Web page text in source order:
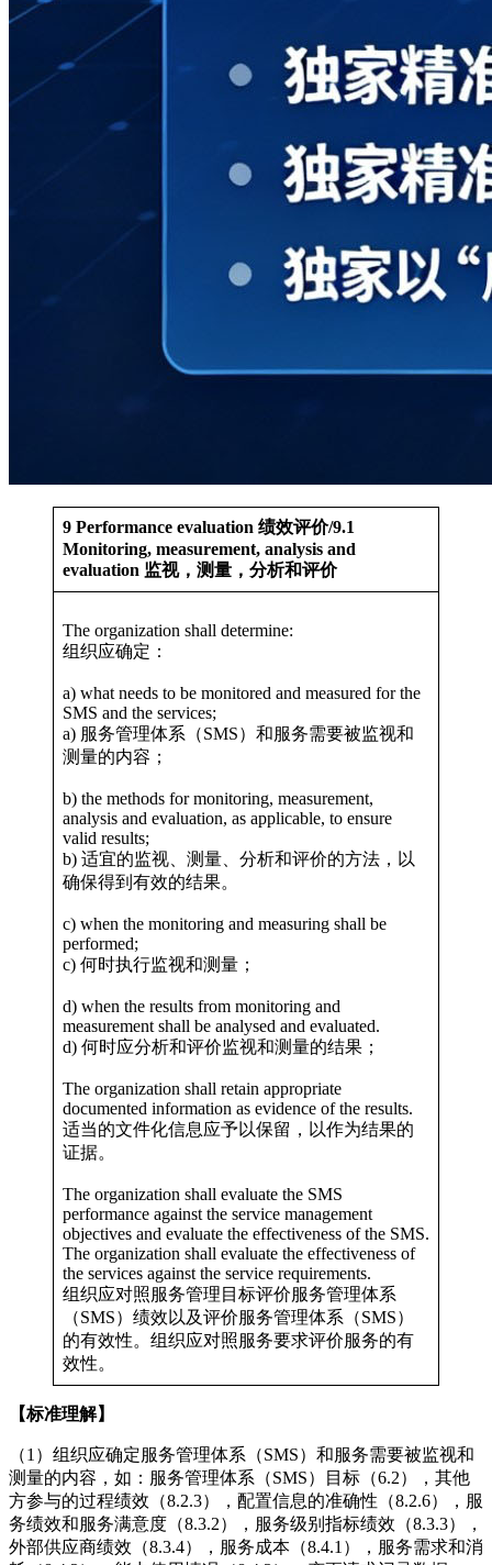
9 Performance evaluation 绩效评价/9.1
Monitoring, measurement, analysis and
evaluation 监视，测量，分析和评价
The organization shall determine:
组织应确定：
a) what needs to be monitored and measured for the
SMS and the services;
a) 服务管理体系（SMS）和服务需要被监视和
测量的内容；
b) the methods for monitoring, measurement,
analysis and evaluation, as applicable, to ensure
valid results;
b) 适宜的监视、测量、分析和评价的方法，以
确保得到有效的结果。
c) when the monitoring and measuring shall be
performed;
c) 何时执行监视和测量；
d) when the results from monitoring and
measurement shall be analysed and evaluated.
d) 何时应分析和评价监视和测量的结果；
The organization shall retain appropriate
documented information as evidence of the results.
适当的文件化信息应予以保留，以作为结果的
证据。
The organization shall evaluate the SMS
performance against the service management
objectives and evaluate the effectiveness of the SMS.
The organization shall evaluate the effectiveness of
the services against the service requirements.
组织应对照服务管理目标评价服务管理体系
（SMS）绩效以及评价服务管理体系（SMS）
的有效性。组织应对照服务要求评价服务的有
效性。
【标准理解】
（1）组织应确定服务管理体系（SMS）和服务需要被监视和
测量的内容，如：服务管理体系（SMS）目标（6.2），其他
方参与的过程绩效（8.2.3），配置信息的准确性（8.2.6），服
务绩效和服务满意度（8.3.2），服务级别指标绩效（8.3.3），
外部供应商绩效（8.3.4），服务成本（8.4.1），服务需求和消